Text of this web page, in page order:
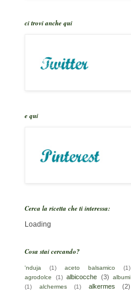
ci trovi anche qui
e qui
Cerca la ricetta che ti interessa:
Loading
Cosa stai cercando?
'nduja (1) aceto balsamico
(1)
agrodolce
(1) albicocche (3)
albumi
(1)
alchermes (1) alkermes (2)